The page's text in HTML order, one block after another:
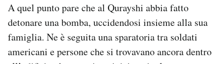
A quel punto pare cheal Qurayshi abbia fatto
detonare una bomba, uccidendosi insieme alla sua
famiglia. Neè seguita una sparatoria tra soldati
americani e persone che si trovavano ancora dentro